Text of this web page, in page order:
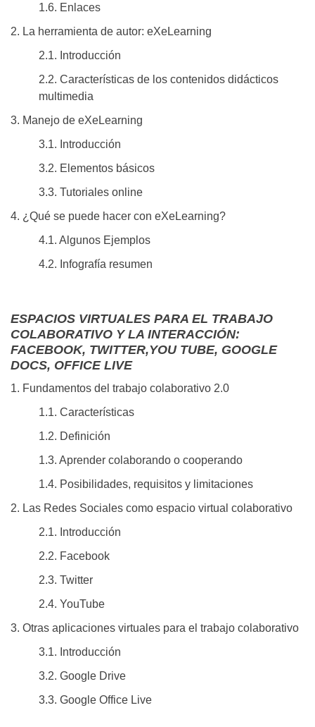
1.6. Enlaces
2. La herramienta de autor: eXeLearning
2.1. Introducción
2.2. Características de los contenidos didácticos
multimedia
3. Manejo de eXeLearning
3.1. Introducción
3.2. Elementos básicos
3.3. Tutoriales online
4. ¿Qué se puede hacer con eXeLearning?
4.1. Algunos Ejemplos
4.2. Infografía resumen
ESPACIOS VIRTUALES PARA EL TRABAJO
COLABORATIVO Y LA INTERACCIÓN:
FACEBOOK, TWITTER,YOU TUBE, GOOGLE
DOCS, OFFICE LIVE
1. Fundamentos del trabajo colaborativo 2.0
1.1. Características
1.2. Definición
1.3. Aprender colaborando o cooperando
1.4. Posibilidades, requisitos y limitaciones
2. Las Redes Sociales como espacio virtual colaborativo
2.1. Introducción
2.2. Facebook
2.3. Twitter
2.4. YouTube
3. Otras aplicaciones virtuales para el trabajo colaborativo
3.1. Introducción
3.2. Google Drive
3.3. Google Office Live